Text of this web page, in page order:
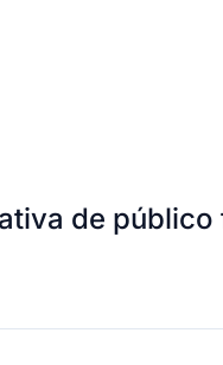
de